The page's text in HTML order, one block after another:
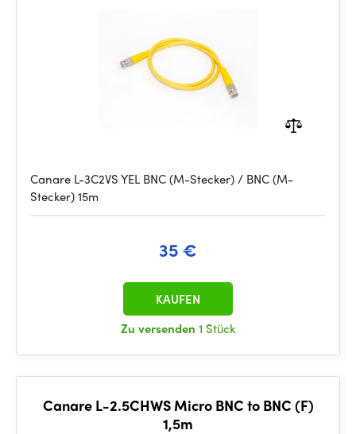
Canare L-3C2VS YEL BNC (M-Stecker) / BNC (M-
Stecker) 15m
35 €
Zu versenden 1 Stück
KAUFEN
Canare L-2.5CHWS Micro BNC to BNC (F)
1,5m